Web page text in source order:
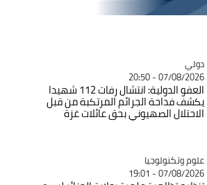
Catégorie
دولي
07/08/2026 - 20:50
العفو الدولية: انتشال رفات 112 شهيدا
يكشف فداحة الجرائم المرتكبة من قبل
الاحتلال الصهيوني بحق عائلات غزة
Catégorie
علوم وتكنولوجيا
07/08/2026 - 19:01